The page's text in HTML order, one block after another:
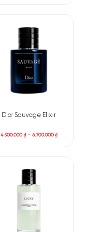
Dior Sauvage Elixir
4.500.000₫– 6.700.000₫